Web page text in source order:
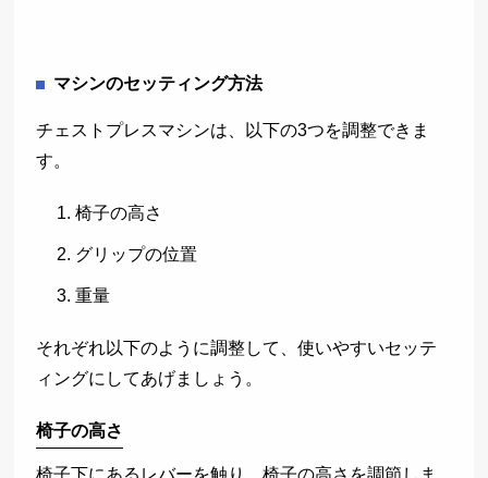
マシンのセッティング方法
チェストプレスマシンは、以下の3つを調整できま
す。
椅子の高さ
グリップの位置
重量
それぞれ以下のように調整して、使いやすいセッテ
ィングにしてあげましょう。
椅子の高さ
椅子下にあるレバーを触り、椅子の高さを調節しま